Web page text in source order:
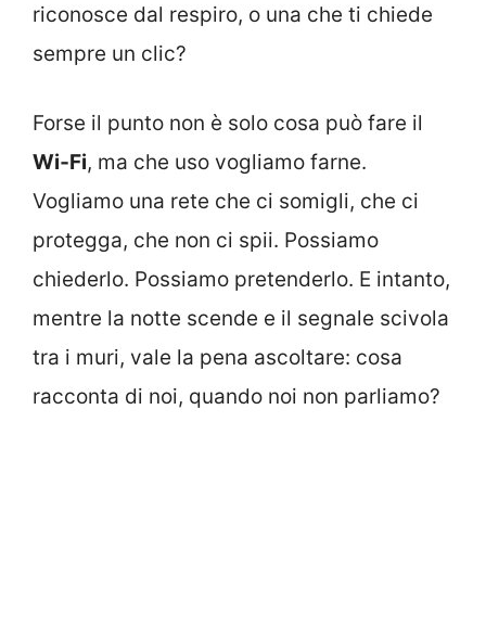
riconosce dal respiro, o una che ti chiede
sempre un clic?
Forse il punto non è solo cosa può fare il
Wi‑Fi, ma che uso vogliamo farne.
Vogliamo una rete che ci somigli, che ci
protegga, che non ci spii. Possiamo
chiederlo. Possiamo pretenderlo. E intanto,
mentre la notte scende e il segnale scivola
tra i muri, vale la pena ascoltare: cosa
racconta di noi, quando noi non parliamo?